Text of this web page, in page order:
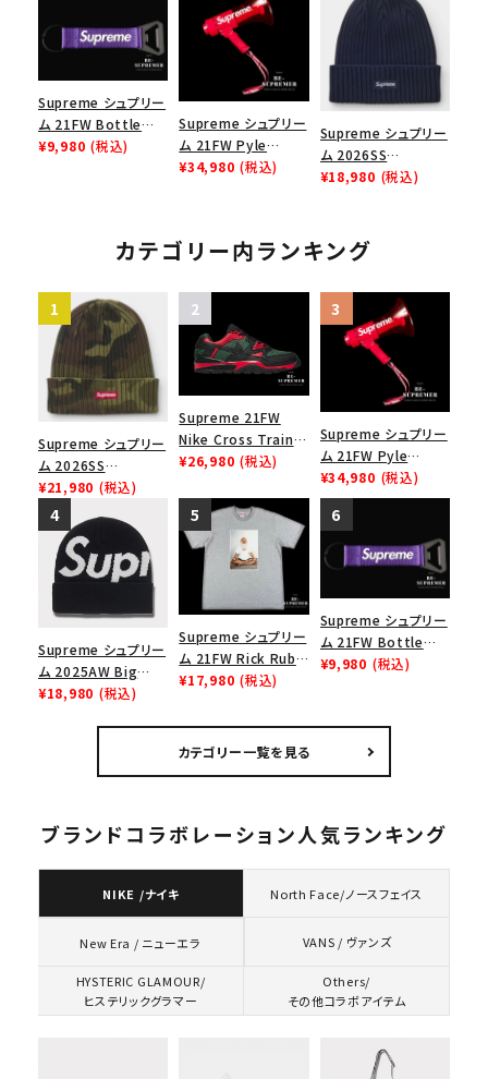
Supreme シュプリー
ム 21FW Bottle
Opener Webbing
¥9,980 (税込)
Supreme シュプリー
ム 21FW Pyle
Waterproof
¥34,980 (税込)
Supreme シュプリー
ム 2026SS
Overdyed Beanie
¥18,980 (税込)
カテゴリー内ランキング
Supreme シュプリー
ム 2026SS
Overdyed Beanie
オーバーダイド ビー
ニー ウッドランドカモ
¥21,980 (税込)
Supreme 21FW
Nike Cross Trainer
Low ナイキクロスト
ズ ブラック
¥26,980 (税込)
Supreme シュプリー
ム 21FW Pyle
Waterproof
Megaphone パイル
ウォータープルーフメ
ガフォン レッド
¥34,980 (税込)
Supreme シュプリー
ム 2025AW Big
Logo Beanie ビッグ
¥18,980 (税込)
Supreme シュプリー
ム 21FW Rick Rubin
Tee リックルービンT
¥17,980 (税込)
Supreme シュプリー
ム 21FW Bottle
Opener Webbing
ーチェイン パープル
¥9,980 (税込)
カテゴリー一覧を見る
ブランドコラボレーション人気ランキング
NIKE /ナイキ North Face/ノースフェイス
New Era / ニューエラ VANS / ヴァンズ
HYSTERIC GLAMOUR/
ヒステリックグラマー
Others/
その他コラボアイテム